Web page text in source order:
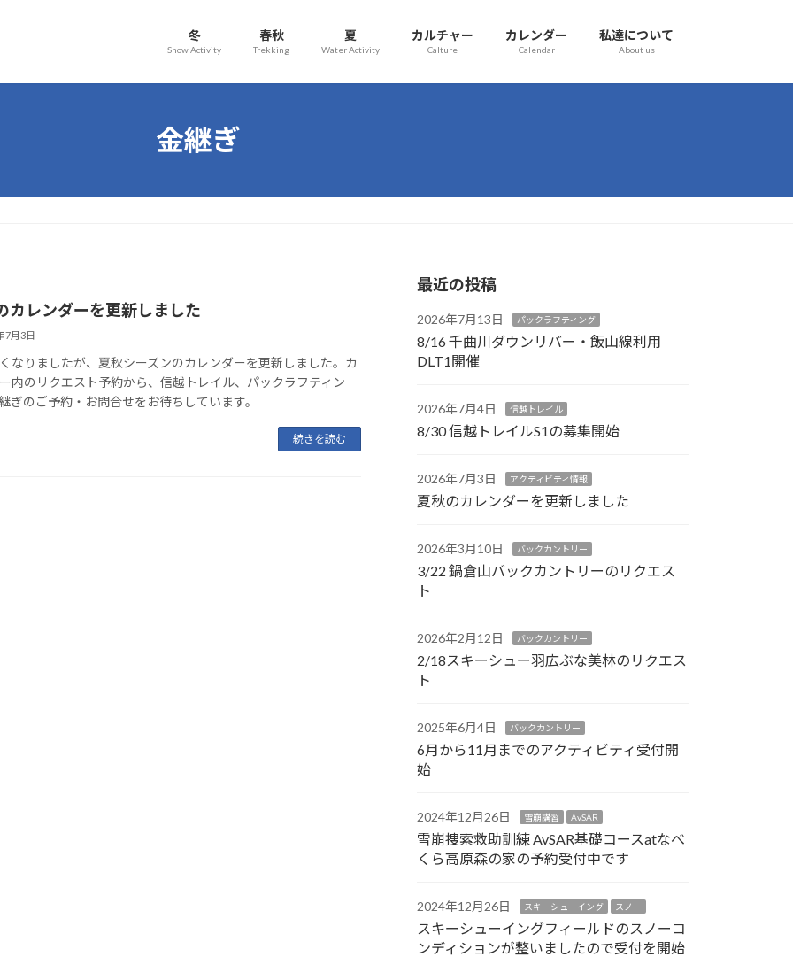
冬
Snow Activity
春秋
Trekking
夏
Water Activity
カルチャー
Calture
カレンダー
Calendar
私達について
About us
金継ぎ
カレンダーを更新しました
7月3日
なりましたが、夏秋シーズンのカレンダーを更新しました。カ
内のリクエスト予約から、信越トレイル、パックラフティン
ぎのご予約・お問合せをお待ちしています。
続きを読む
最近の投稿
2026年7月13日 パックラフティング
8/16 千曲川ダウンリバー・飯山線利用
DLT1開催
2026年7月4日 信越トレイル
8/30 信越トレイルS1の募集開始
2026年7月3日 アクティビティ情報
夏秋のカレンダーを更新しました
2026年3月10日 バックカントリー
3/22 鍋倉山バックカントリーのリクエス
ト
2026年2月12日 バックカントリー
2/18スキーシュー羽広ぶな美林のリクエス
ト
2025年6月4日 バックカントリー
6月から11月までのアクティビティ受付開
始
2024年12月26日 雪崩講習 AvSAR
雪崩捜索救助訓練 AvSAR基礎コースatなべ
くら高原森の家の予約受付中です
2024年12月26日 スキーシューイング スノー
スキーシューイングフィールドのスノーコ
ンディションが整いましたので受付を開始